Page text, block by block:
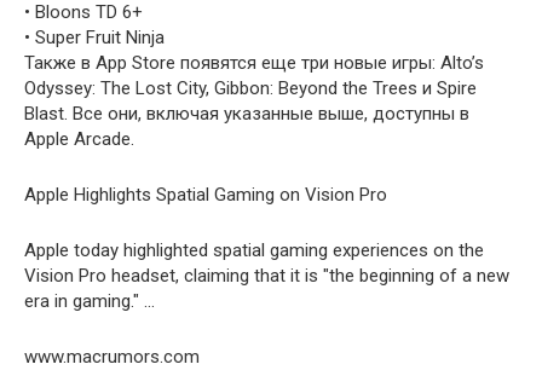
• Bloons TD 6+
• Super Fruit Ninja
Также в App Store появятся еще три новые игры: Alto’s
Odyssey: The Lost City, Gibbon: Beyond the Trees и Spire
Blast. Все они, включая указанные выше, доступны в
Apple Arcade.
Apple Highlights Spatial Gaming on Vision Pro
Apple today highlighted spatial gaming experiences on the
Vision Pro headset, claiming that it is "the beginning of a new
era in gaming." …
www.macrumors.com